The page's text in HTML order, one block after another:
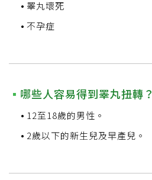
睪丸壞死
不孕症
哪些人容易得到睪丸扭轉？
12至18歲的男性。
2歲以下的新生兒及早產兒。